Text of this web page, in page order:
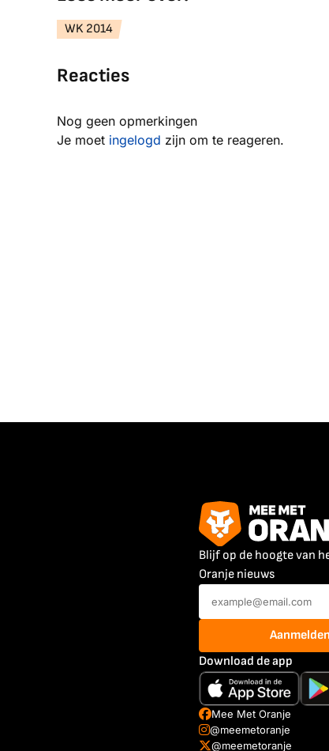
WK 2014
Reacties
Nog geen opmerkingen
Je moet ingelogd zijn om te reageren.
Blijf op de hoogte van
Oranje nieuws
Aanmelden
Download de app
Mee Met Oranje
@meemetoranje
@meemetoranje